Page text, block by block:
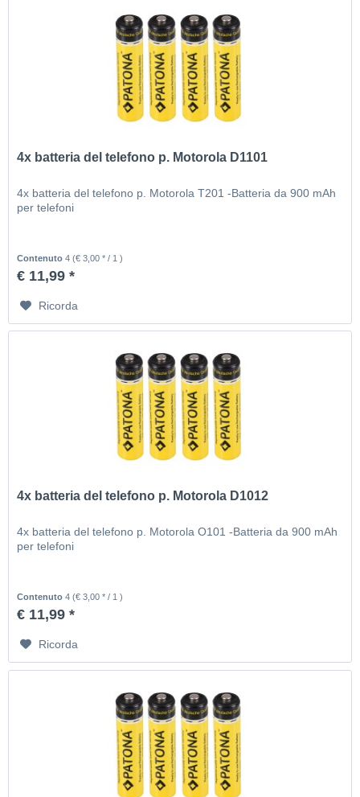
4x batteria del telefono p. Motorola D1101
4x batteria del telefono p. Motorola T201 -Batteria da 900 mAh
per telefoni
Contenuto4(€ 3,00 * / 1 )
€ 11,99 *
Ricorda
4x batteria del telefono p. Motorola D1012
4x batteria del telefono p. Motorola O101 -Batteria da 900 mAh
per telefoni
Contenuto4(€ 3,00 * / 1 )
€ 11,99 *
Ricorda